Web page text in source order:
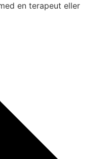
en terapeut eller